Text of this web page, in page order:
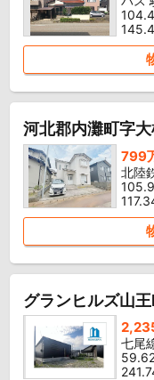
河北郡内灘町字
799
北陸
グランヒルズ山王
七尾